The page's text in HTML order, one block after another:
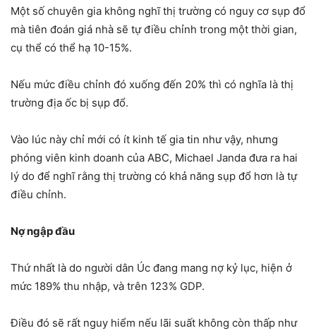
Một số chuyên gia không nghĩ thị trường có nguy cơ sụp đổ
mà tiên đoán giá nhà sẽ tự điều chỉnh trong một thời gian,
cụ thể có thể hạ 10-15%.
Nếu mức điều chỉnh đó xuống đến 20% thì có nghĩa là thị
trường địa ốc bị sụp đổ.
Vào lúc này chỉ mới có ít kinh tế gia tin như vậy, nhưng
phóng viên kinh doanh của ABC, Michael Janda đưa ra hai
lý do để nghĩ rằng thị trường có khả năng sụp đổ hơn là tự
điều chỉnh.
Nợ ngập đầu
Thứ nhất là do người dân Úc đang mang nợ kỷ lục, hiện ở
mức 189% thu nhập, và trên 123% GDP.
Điều đó sẽ rất nguy hiểm nếu lãi suất không còn thấp như